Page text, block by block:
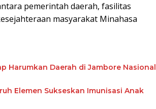
pemerintah daerah, fasilitas
masyarakat Minahasa
Harumkan Daerah di Jambore Nasional
Elemen Sukseskan Imunisasi Anak